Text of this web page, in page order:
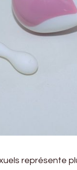
représente